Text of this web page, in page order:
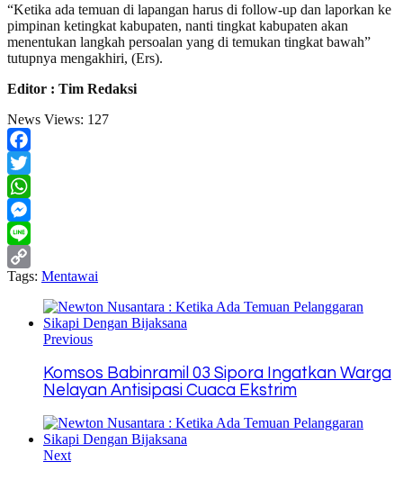
“Ketika ada temuan di lapangan harus di follow-up dan laporkan ke
pimpinan ketingkat kabupaten, nanti tingkat kabupaten akan
menentukan langkah persoalan yang di temukan tingkat bawah”
tutupnya mengakhiri, (Ers).
Editor : Tim Redaksi
News Views: 127
Facebook
Twitter
WhatsApp
Messenger
Line
Copy
Tags: Mentawai
Previous
Komsos Babinramil 03 Sipora Ingatkan Warga
Nelayan Antisipasi Cuaca Ekstrim
Next